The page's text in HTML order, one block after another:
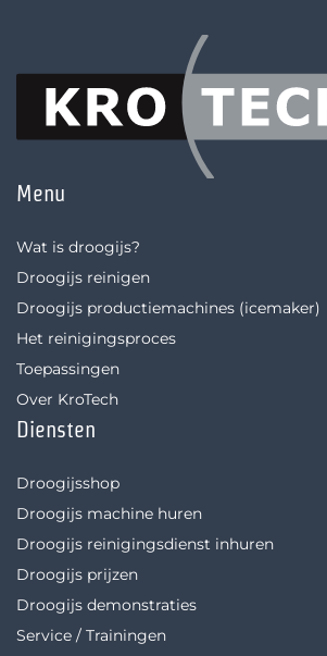
Menu
Wat is droogijs?
Droogijs reinigen
Droogijs productiemachines (icemaker)
Het reinigingsproces
Toepassingen
Over KroTech
Diensten
Droogijsshop
Droogijs machine huren
Droogijs reinigingsdienst inhuren
Droogijs prijzen
Droogijs demonstraties
Service / Trainingen